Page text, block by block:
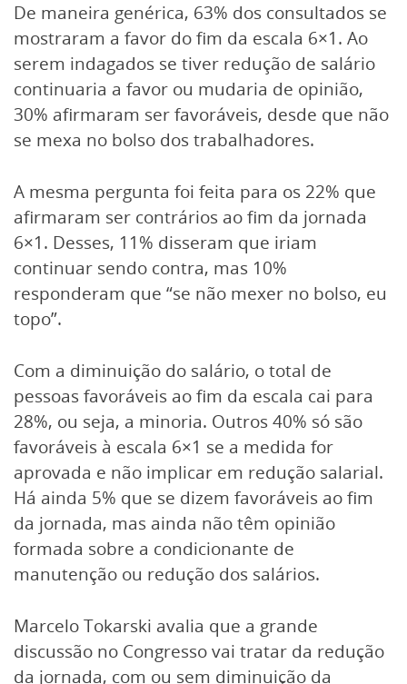
De maneira genérica, 63% dos consultados se
mostraram a favor do fim da escala 6×1. Ao
serem indagados se tiver redução de salário
continuaria a favor ou mudaria de opinião,
30% afirmaram ser favoráveis, desde que não
se mexa no bolso dos trabalhadores.
A mesma pergunta foi feita para os 22% que
afirmaram ser contrários ao fim da jornada
6×1. Desses, 11% disseram que iriam
continuar sendo contra, mas 10%
responderam que “se não mexer no bolso, eu
topo”.
Com a diminuição do salário, o total de
pessoas favoráveis ao fim da escala cai para
28%, ou seja, a minoria. Outros 40% só são
favoráveis à escala 6×1 se a medida for
aprovada e não implicar em redução salarial.
Há ainda 5% que se dizem favoráveis ao fim
da jornada, mas ainda não têm opinião
formada sobre a condicionante de
manutenção ou redução dos salários.
Marcelo Tokarski avalia que a grande
discussão no Congresso vai tratar da redução
da jornada, com ou sem diminuição da